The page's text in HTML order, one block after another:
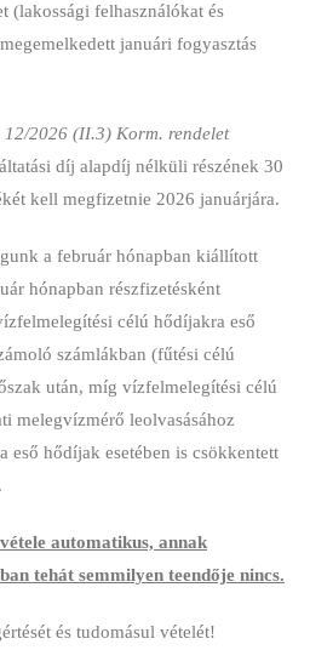
(lakossági felhasználókat és
januári fogyasztás
2026 (II.3) Korm. rendelet
díj alapdíj nélküli részének 30
kell megfizetnie 2026 januárjára.
a február hónapban kiállított
hónapban részfizetésként
célú hődíjakra eső
számlákban (fűtési célú
után, míg vízfelmelegítési célú
melegvízmérő leolvasásához
eső hődíjak esetében is csökkentett
automatikus, annak
tehát semmilyen teendője nincs.
és tudomásul vételét!